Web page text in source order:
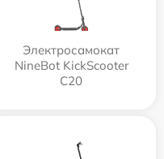
Электросамокат
NineBot KickScooter
C20